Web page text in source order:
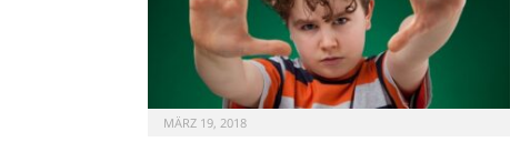
MÄRZ 19, 2018